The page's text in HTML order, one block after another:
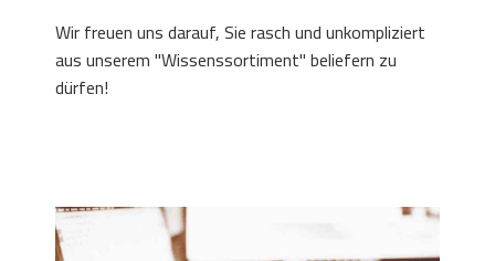
Wir freuen uns darauf, Sie rasch und unkompliziert
aus unserem "Wissenssortiment" beliefern zu
dürfen!